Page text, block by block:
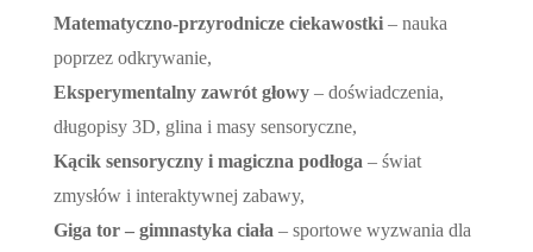
Matematyczno-przyrodnicze ciekawostki– nauka
poprzez odkrywanie,
Eksperymentalny zawrót głowy– doświadczenia,
długopisy 3D, glina i masy sensoryczne,
Kącik sensoryczny i magiczna podłoga – świat
zmysłów i interaktywnej zabawy,
Giga tor – gimnastyka ciała – sportowe wyzwania dla